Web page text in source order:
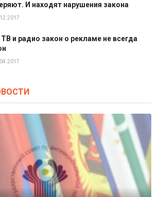
И находят нарушения закона
и радио закон о рекламе не всегда